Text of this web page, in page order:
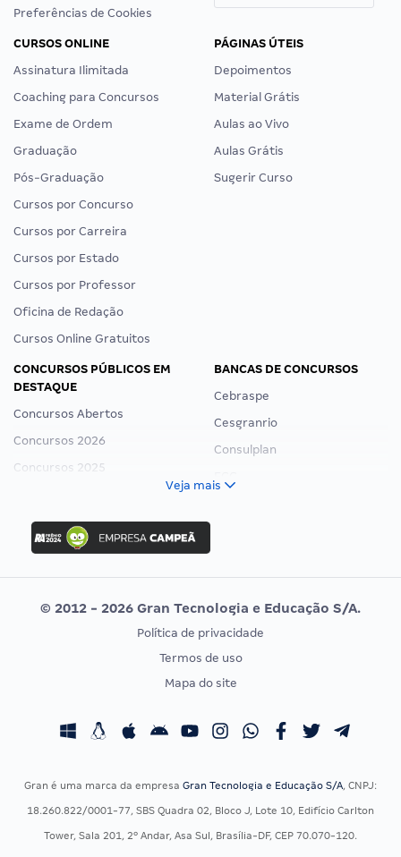
Preferências de Cookies
CURSOS ONLINE
Assinatura Ilimitada
Coaching para Concursos
Exame de Ordem
Graduação
Pós-Graduação
Cursos por Concurso
Cursos por Carreira
Cursos por Estado
Cursos por Professor
Oficina de Redação
Cursos Online Gratuitos
PÁGINAS ÚTEIS
Depoimentos
Material Grátis
Aulas ao Vivo
Aulas Grátis
Sugerir Curso
CONCURSOS PÚBLICOS EM
DESTAQUE
Concursos Abertos
Concursos 2026
Concursos 2025
Concurso Ibama
Concurso MPU
Editais publicados
BANCAS DE CONCURSOS
Cebraspe
Cesgranrio
Consulplan
Vunesp
CONCURSOS POR PROFISSÃO
Concursos Fiscais
Concursos Saúde
EXAME DE ORDEM
Calendário OAB
Veja mais
© 2012 - 2026 Gran Tecnologia e Educação S/A.
Política de privacidade
Termos de uso
Mapa do site
Gran é uma marca da empresa Gran Tecnologia e Educação S/A, CNPJ:
18.260.822/0001-77, SBS Quadra 02, Bloco J, Lote 10, Edifício Carlton
Tower, Sala 201, 2º Andar, Asa Sul, Brasília-DF, CEP 70.070-120.